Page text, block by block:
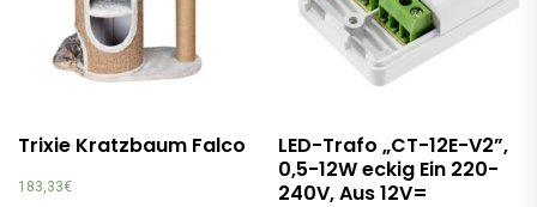
Trixie Kratzbaum Falco
183,33€
LED-Trafo „CT-12E-V2”,
0,5-12W eckig Ein 220-
240V, Aus 12V=